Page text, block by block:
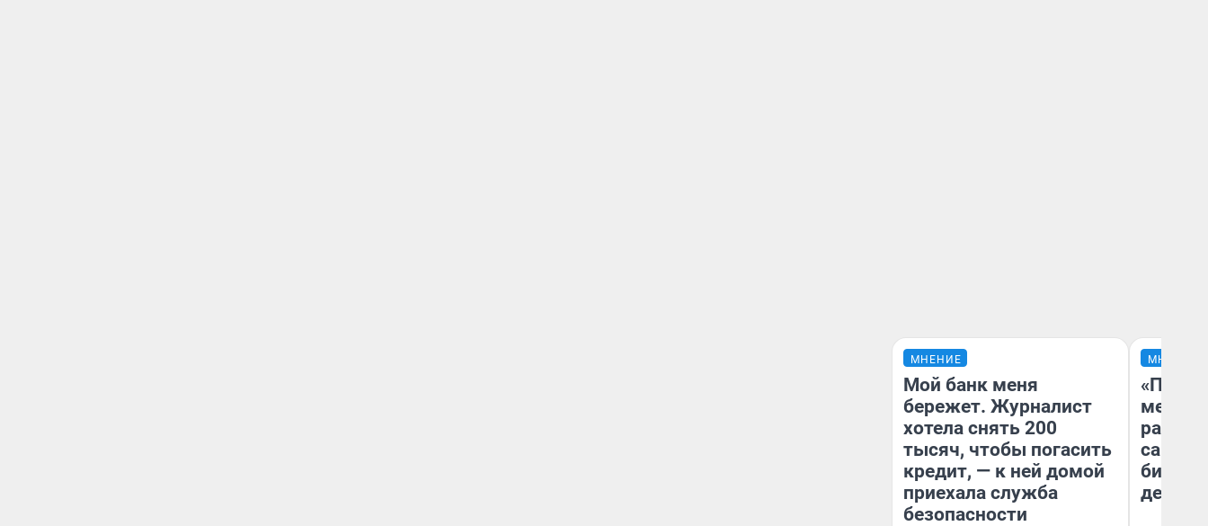
МНЕНИЕ
Мой банк меня
бережет. Журналист
хотела снять 200
тысяч, чтобы погасить
кредит, — к ней домой
приехала служба
безопасности
МНЕНИЕ
самом